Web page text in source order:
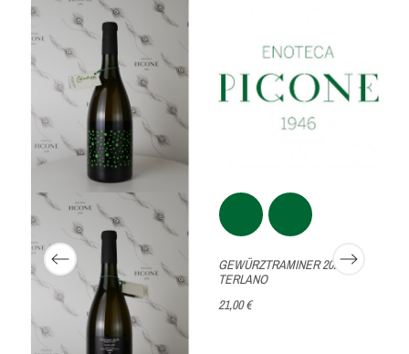
GEWÜRZTRAMINER 2025
TERLANO
21,00 €